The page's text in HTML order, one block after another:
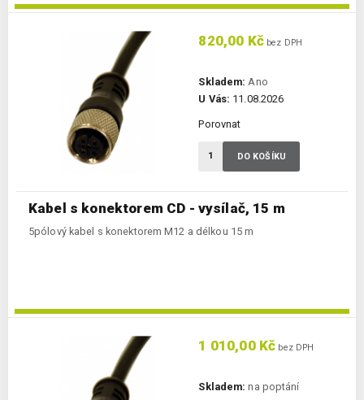
Kabel s konektorem CD - vysílač, 15 m
5pólový kabel s konektorem M12 a délkou 15 m
820,00 Kč bez DPH
Skladem: Ano
U Vás: 11.08.2026
Porovnat
DO KOŠÍKU
1 010,00 Kč bez DPH
Skladem: na poptání